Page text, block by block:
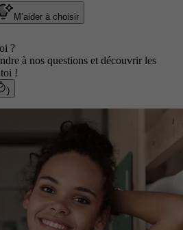
M’aider à choisir
?
à nos questions et découvrir les
!
)